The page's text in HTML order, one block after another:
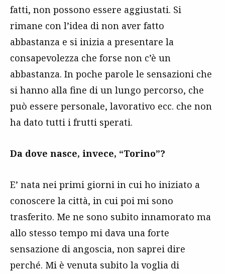
fatti, non possono essere aggiustati. Si
rimane con l’idea di non aver fatto
abbastanza e si inizia a presentare la
consapevolezza che forse non c’è un
abbastanza. In poche parole le sensazioni che
si hanno alla fine di un lungo percorso, che
può essere personale, lavorativo ecc. che non
ha dato tutti i frutti sperati.
Da dove nasce, invece, “Torino”?
E’ nata nei primi giorni in cui ho iniziato a
conoscere la città, in cui poi mi sono
trasferito. Me ne sono subito innamorato ma
allo stesso tempo mi dava una forte
sensazione di angoscia, non saprei dire
perché. Mi è venuta subito la voglia di